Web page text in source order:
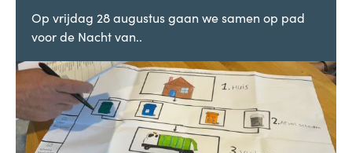
Op vrijdag 28 augustus gaan we samen op pad
voor de Nacht van..